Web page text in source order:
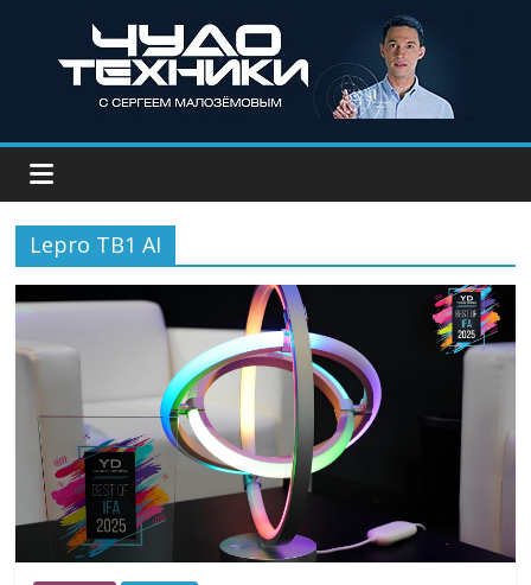
Lepro TB1 AI